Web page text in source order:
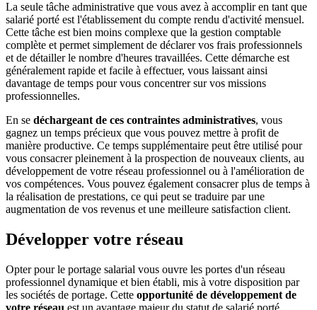
La seule tâche administrative que vous avez à accomplir en tant que
salarié porté est l'établissement du compte rendu d'activité mensuel.
Cette tâche est bien moins complexe que la gestion comptable
complète et permet simplement de déclarer vos frais professionnels
et de détailler le nombre d'heures travaillées. Cette démarche est
généralement rapide et facile à effectuer, vous laissant ainsi
davantage de temps pour vous concentrer sur vos missions
professionnelles.
En se déchargeant de ces contraintes administratives, vous
gagnez un temps précieux que vous pouvez mettre à profit de
manière productive. Ce temps supplémentaire peut être utilisé pour
vous consacrer pleinement à la prospection de nouveaux clients, au
développement de votre réseau professionnel ou à l'amélioration de
vos compétences. Vous pouvez également consacrer plus de temps à
la réalisation de prestations, ce qui peut se traduire par une
augmentation de vos revenus et une meilleure satisfaction client.
Développer votre réseau
Opter pour le portage salarial vous ouvre les portes d'un réseau
professionnel dynamique et bien établi, mis à votre disposition par
les sociétés de portage. Cette opportunité de développement de